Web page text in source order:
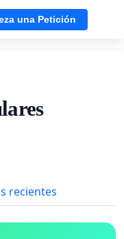
una Petición
recientes